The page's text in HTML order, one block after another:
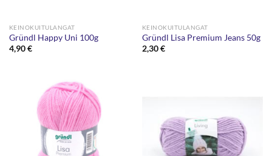
KEINOKUITULANGAT
Gründl Happy Uni 100g
4,90€
KEINOKUITULANGAT
Gründl Lisa Premium Jeans 50g
2,30€